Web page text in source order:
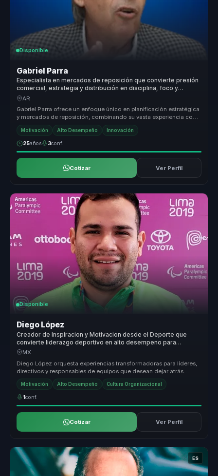
Disponible
Gabriel Parra
Especialista en mercados de reposición que convierte presión
comercial, estrategia y distribución en disciplina, foco y
ejecución para equipos de ventas.
AR
Gabriel Parra ofrece un enfoque único en planificación estratégica
y mercados de reposición, combinando su vasta experiencia con
un estil...
Motivación Alto Desempeño Innovación
25años 3conf.
Cotizar Ver Perfil
Disponible
Diego López
Creador de Inspiracion y Motivacion desde el Deporte que
convierte liderazgo deportivo en alto desempeno para
equipos.
MX
Diego López orquesta experiencias transformadoras para líderes,
directivos y responsables de equipos que desean dejar atrás
estructuras d...
Motivación Alto Desempeño Cultura Organizacional
1conf.
Cotizar Ver Perfil
ES